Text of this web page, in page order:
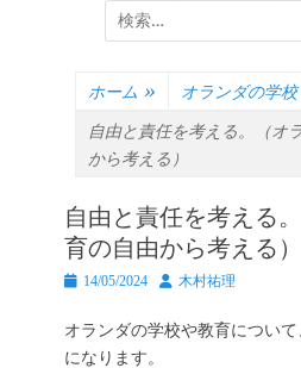
検
索:
ホーム » オランダの学校
自由と責任を考える。（オ
から考える）
自由と責任を考える
育の自由から考える）
投
日
14/05/2024
投
者
木村祐理
オランダの学校や教育につい
になります。